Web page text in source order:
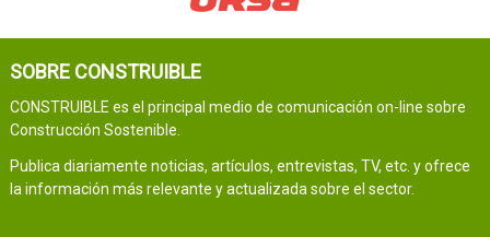
SOBRE CONSTRUIBLE
CONSTRUIBLE es el principal medio de comunicación on-line sobre
Construcción Sostenible.
Publica diariamente noticias, artículos, entrevistas, TV, etc. y ofrece
la información más relevante y actualizada sobre el sector.